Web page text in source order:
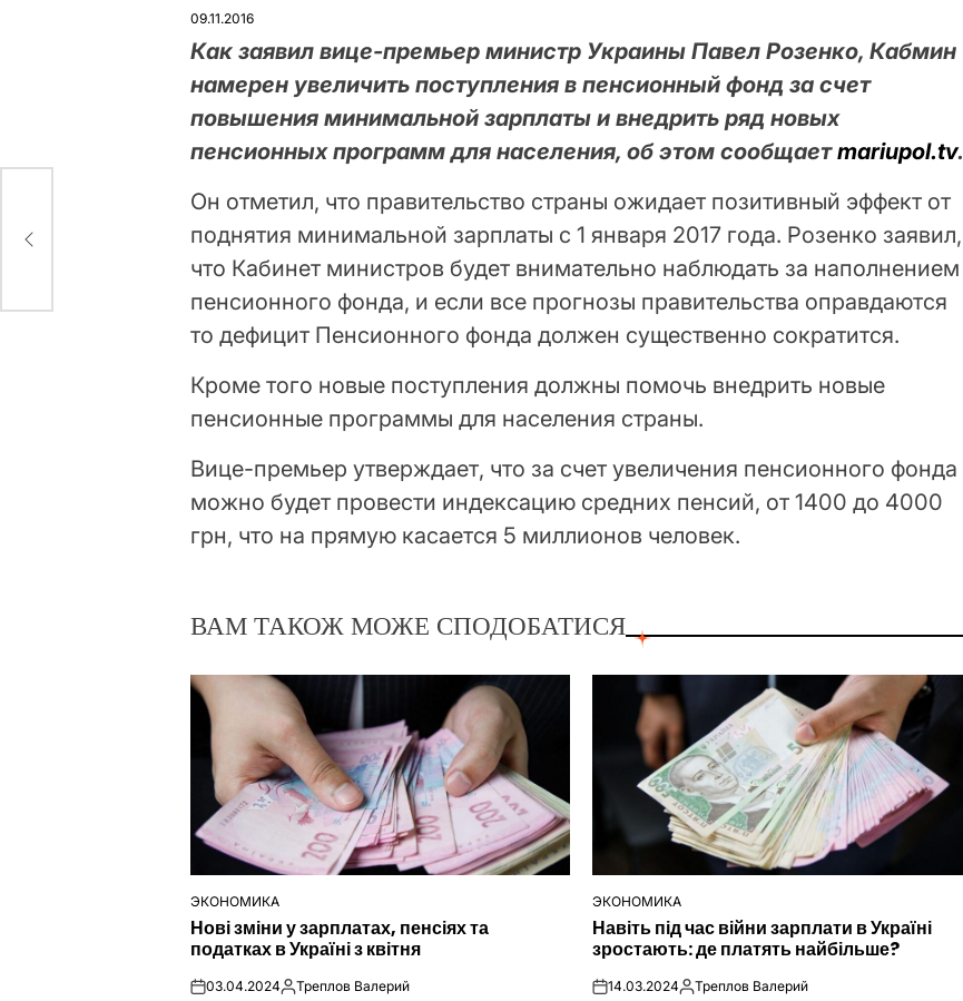
09.11.2016
Как заявил вице-премьер министр Украины Павел Розенко, Кабмин
намерен увеличить поступления в пенсионный фонд за счет
повышения минимальной зарплаты и внедрить ряд новых
пенсионных программ для населения, об этом сообщаетmariupol.tv.
Он отметил, что правительство страны ожидает позитивный эффект от
поднятия минимальной зарплаты с 1 января 2017 года. Розенко заявил,
что Кабинет министров будет внимательно наблюдать за наполнением
пенсионного фонда, и если все прогнозы правительства оправдаются
то дефицит Пенсионного фонда должен существенно сократится.
Кроме того новые поступления должны помочь внедрить новые
пенсионные программы для населения страны.
Вице-премьер утверждает, что за счет увеличения пенсионного фонда
можно будет провести индексацию средних пенсий, от 1400 до 4000
грн, что на прямую касается 5 миллионов человек.
ВАМ ТАКОЖ МОЖЕ СПОДОБАТИСЯ
ОПУБЛІКУВАТИ
У
ЭКОНОМИКА
Нові зміни у зарплатах, пенсіях та
податках в Україні з квітня
on03.04.2024Опубліковано
Треплов Валерий
ОПУБЛІКУВАТИ
У
ЭКОНОМИКА
Навіть під час війни зарплати в Україні
зростають: де платять найбільше?
on14.03.2024Опубліковано
Треплов Валерий